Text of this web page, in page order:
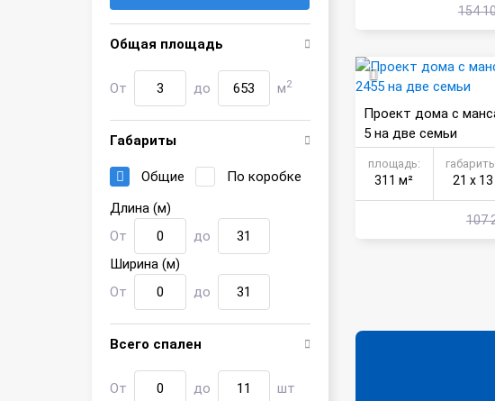
Общая площадь
От до м2
Габариты
Общие
По коробке
Длина (м)
От
до
Ширина (м)
От
до
Всего спален
От до шт
154
Проект дома с
5 на две семьи
площадь:
311 м² 21 х 13
107